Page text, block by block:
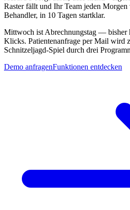
Raster fällt und Ihr Team jeden
Behandler, in 10 Tagen startklar.
Mittwoch ist Abrechnungstag — bisher
Klicks. Patientenanfrage per Mail wird
Schnitzeljagd-Spiel durch drei
Demo anfragenFunktionen entdecken